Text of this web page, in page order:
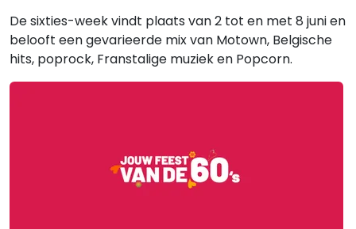
De sixties-week vindt plaats van 2 tot en met 8 juni en
belooft een gevarieerde mix van Motown, Belgische
hits, poprock, Franstalige muziek en Popcorn.
Gerelateerde hitlijsten